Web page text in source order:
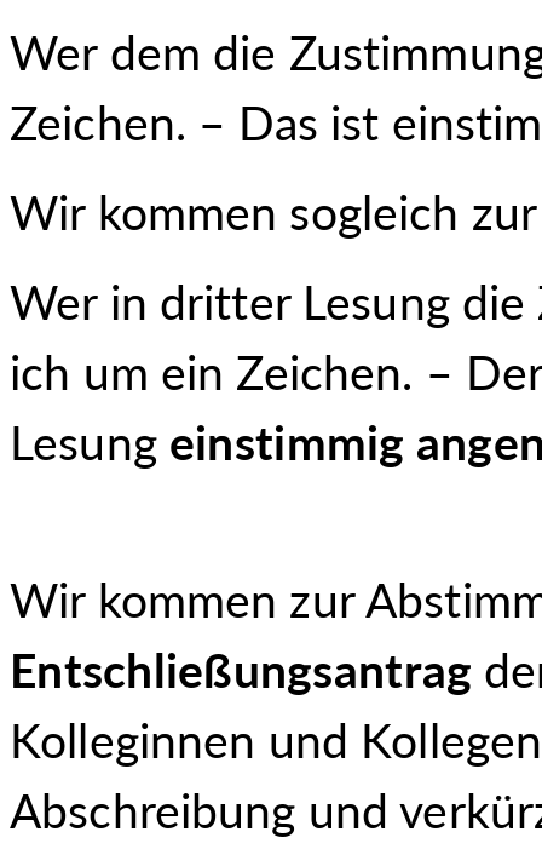
Wer dem die
Zeichen. – Das ist
Wir kommen sogleich
Wer in dritter Lesung
ich um ein Zeichen. –
Lesung einstimmig
Wir kommen zur
Entschließungsantrag
Kolleginnen und
Abschreibung und